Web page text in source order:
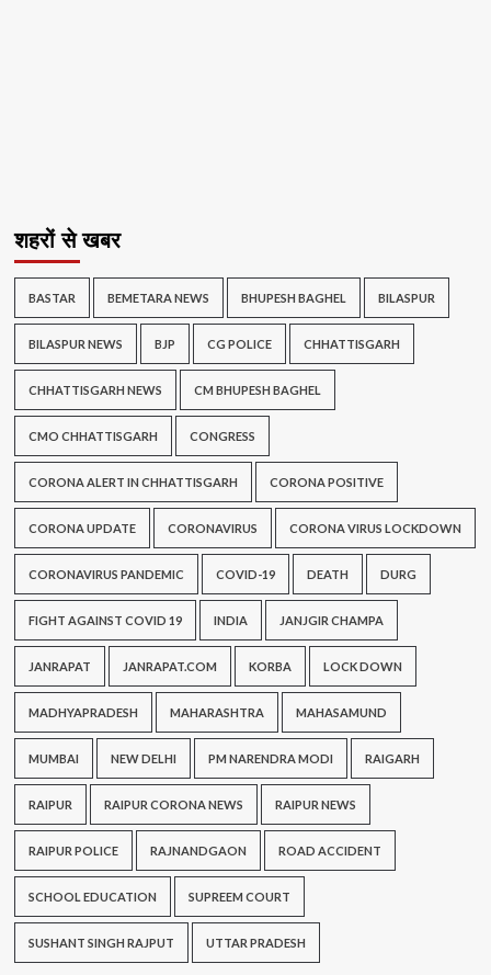
शहरों से खबर
BASTAR BEMETARA NEWS BHUPESH BAGHEL BILASPUR
BILASPUR NEWS BJP CG POLICE CHHATTISGARH
CHHATTISGARH NEWS CM BHUPESH BAGHEL
CMO CHHATTISGARH CONGRESS
CORONA ALERT IN CHHATTISGARH CORONA POSITIVE
CORONA UPDATE CORONAVIRUS CORONA VIRUS LOCKDOWN
CORONAVIRUS PANDEMIC COVID-19 DEATH DURG
FIGHT AGAINST COVID 19 INDIA JANJGIR CHAMPA
JANRAPAT JANRAPAT.COM KORBA LOCK DOWN
MADHYAPRADESH MAHARASHTRA MAHASAMUND
MUMBAI NEW DELHI PM NARENDRA MODI RAIGARH
RAIPUR RAIPUR CORONA NEWS RAIPUR NEWS
RAIPUR POLICE RAJNANDGAON ROAD ACCIDENT
SCHOOL EDUCATION SUPREEM COURT
SUSHANT SINGH RAJPUT UTTAR PRADESH